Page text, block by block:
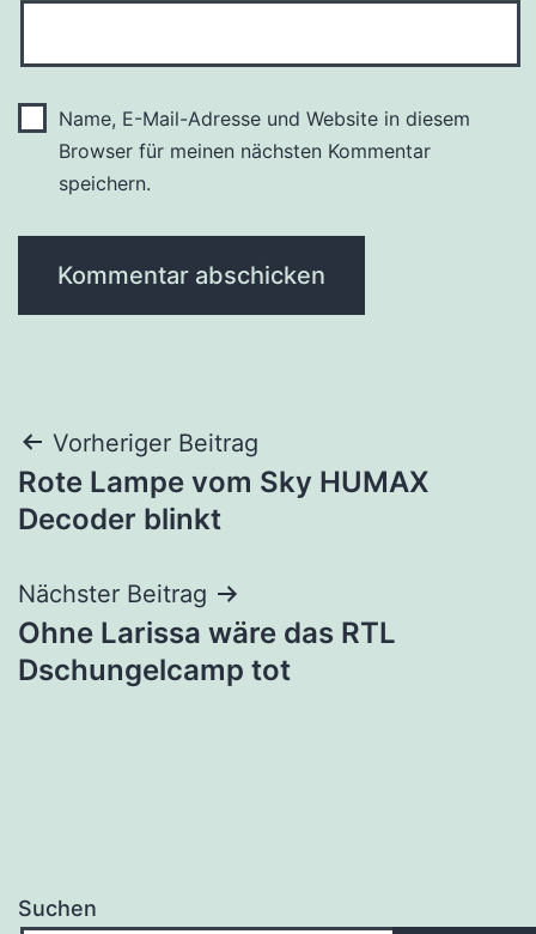
Name, E-Mail-Adresse und Website in diesem
Browser für meinen nächsten Kommentar
speichern.
Beitragsnavigation
Vorheriger Beitrag
Rote Lampe vom Sky HUMAX
Decoder blinkt
Nächster Beitrag
Ohne Larissa wäre das RTL
Dschungelcamp tot
Suchen